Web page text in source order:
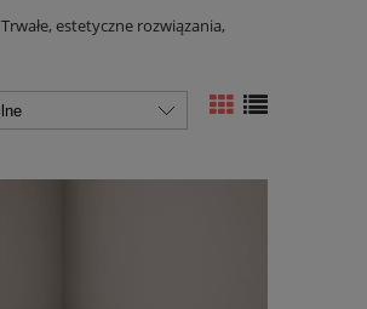
Trwałe, estetyczne rozwiązania,